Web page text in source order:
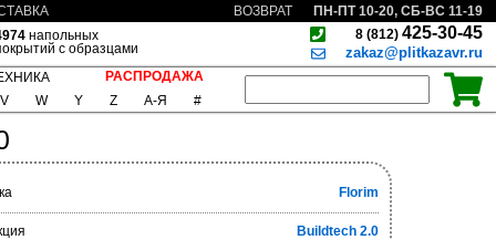
ВОЗВРАТ
ПН-ПТ 10-20, СБ-ВС 11-19
напольных
с образцами
8 (812) 425-30-45
zakaz@plitkazavr.ru
РАСПРОДАЖА
V W Y Z А-Я #
Florim
Buildtech 2.0